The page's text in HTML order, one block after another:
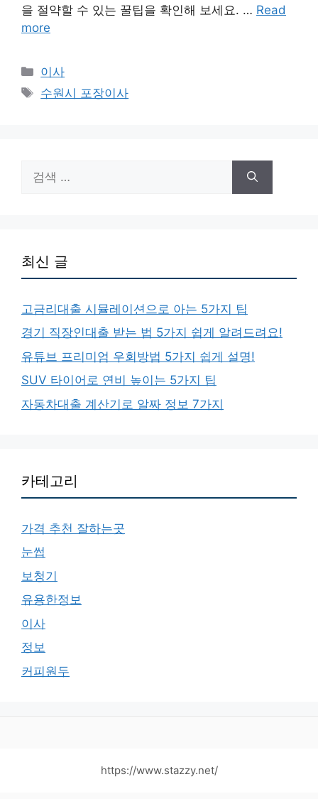
을 절약할 수 있는 꿀팁을 확인해 보세요. … Read
more
카
테
고
이사
태
수원시 포장이사
색:
최신 글
고금리대출 시뮬레이션으로 아는 5가지 팁
경기 직장인대출 받는 법 5가지 쉽게 알려드려요!
유튜브 프리미엄 우회방법 5가지 쉽게 설명!
SUV 타이어로 연비 높이는 5가지 팁
자동차대출 계산기로 알짜 정보 7가지
카테고리
가격 추천 잘하는곳
눈썹
보청기
유용한정보
이사
정보
커피원두
https://www.stazzy.net/